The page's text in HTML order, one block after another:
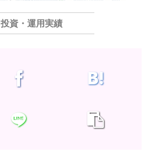
投資・運用実績